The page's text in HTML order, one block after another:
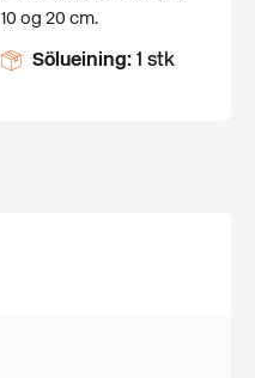
10 og 20 cm.
Sölueining:1 stk